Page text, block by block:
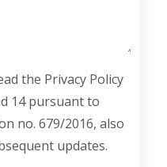
the Privacy Policy
14 pursuant to
no. 679/2016, also
updates.